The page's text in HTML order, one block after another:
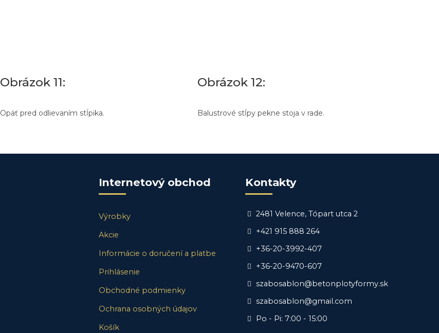
Obrázok 11:
Opäť pred odlievaním stĺpika.
Obrázok 12:
Balustrové stĺpy pekne stoja v rade.
Internetový obchod
Výrobky
Akcie
Informácie o doručení a platbe
Prihlásenie
Obchodné podmienky
Ochrana osobných údajov
Košík
Kontakty
2481 Velence, Tópart utca 2
+421 915 888 264
+36-20-3992-407
+36-20-9470-607
szabosablon@betonplotyformy.sk
szabosablon@gmail.com
Po - Pi: 7:00 - 15:00